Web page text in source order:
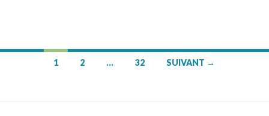
des
1 2 … 32 SUIVANT →